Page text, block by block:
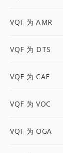
VQF 为 AMR
VQF 为 DTS
VQF 为 CAF
VQF 为 VOC
VQF 为 OGA